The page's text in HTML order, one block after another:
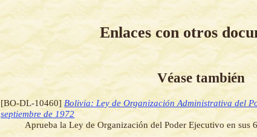
Enlaces con otros
Véase también
[BO-DL-10460] Bolivia: Ley de Organización Administrativa del
septiembre de 1972
Aprueba la Ley de Organización del Poder Ejecutivo en sus